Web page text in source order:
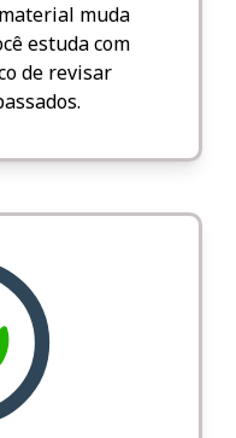
muda
estuda com
de revisar